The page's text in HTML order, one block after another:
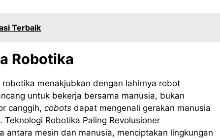
Terbaik
Robotika
menakjubkan dengan lahirnya robot
untuk bekerja bersama manusia, bukan
canggih, cobots dapat mengenali gerakan manusia
Robotika Paling Revolusioner
antara mesin dan manusia, menciptakan lingkungan